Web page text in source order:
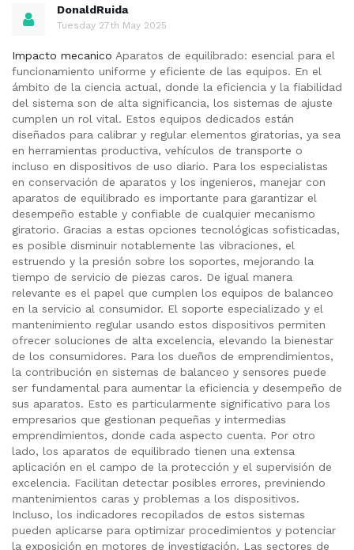
DonaldRuida
Tuesday 27th May 2025
Impacto mecanico Aparatos de equilibrado: esencial para el
funcionamiento uniforme y eficiente de las equipos. En el
ámbito de la ciencia actual, donde la eficiencia y la fiabilidad
del sistema son de alta significancia, los sistemas de ajuste
cumplen un rol vital. Estos equipos dedicados están
diseñados para calibrar y regular elementos giratorias, ya sea
en herramientas productiva, vehículos de transporte o
incluso en dispositivos de uso diario. Para los especialistas
en conservación de aparatos y los ingenieros, manejar con
aparatos de equilibrado es importante para garantizar el
desempeño estable y confiable de cualquier mecanismo
giratorio. Gracias a estas opciones tecnológicas sofisticadas,
es posible disminuir notablemente las vibraciones, el
estruendo y la presión sobre los soportes, mejorando la
tiempo de servicio de piezas caros. De igual manera
relevante es el papel que cumplen los equipos de balanceo
en la servicio al consumidor. El soporte especializado y el
mantenimiento regular usando estos dispositivos permiten
ofrecer soluciones de alta excelencia, elevando la bienestar
de los consumidores. Para los dueños de emprendimientos,
la contribución en sistemas de balanceo y sensores puede
ser fundamental para aumentar la eficiencia y desempeño de
sus aparatos. Esto es particularmente significativo para los
empresarios que gestionan pequeñas y intermedias
emprendimientos, donde cada aspecto cuenta. Por otro
lado, los aparatos de equilibrado tienen una extensa
aplicación en el campo de la protección y el supervisión de
excelencia. Facilitan detectar posibles errores, previniendo
mantenimientos caras y problemas a los dispositivos.
Incluso, los indicadores recopilados de estos sistemas
pueden aplicarse para optimizar procedimientos y potenciar
la exposición en motores de investigación. Las sectores de